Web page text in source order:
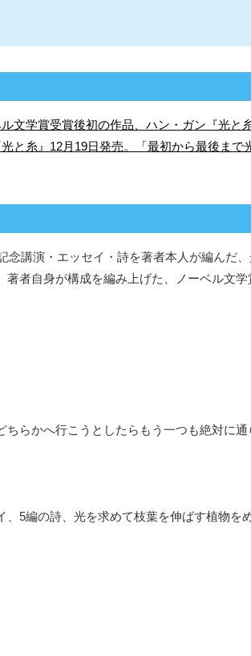
学賞受賞後初の作品、ハン・ガン『光と
と糸』12月19日発売。「最初から最後まで
講演・エッセイ・詩を著者本人が編んだ
者自身が構成を編み上げた、ノーベル文
らかへ行こうとしたらもう一つも絶対に
5編の詩、光を求めて枝葉を伸ばす植物